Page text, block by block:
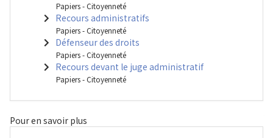
Papiers - Citoyenneté
Recours administratifs
Papiers - Citoyenneté
Défenseur des droits
Papiers - Citoyenneté
Recours devant le juge administratif
Papiers - Citoyenneté
Pour en savoir plus